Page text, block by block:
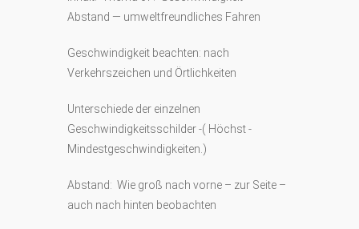
Abstand — umweltfreundliches Fahren
Geschwindigkeit beachten: nach
Verkehrszeichen und Örtlichkeiten
Unterschiede der einzelnen
Geschwindigkeitsschilder -( Höchst -
Mindestgeschwindigkeiten.)
Abstand: Wie groß nach vorne – zur Seite –
auch nach hinten beobachten